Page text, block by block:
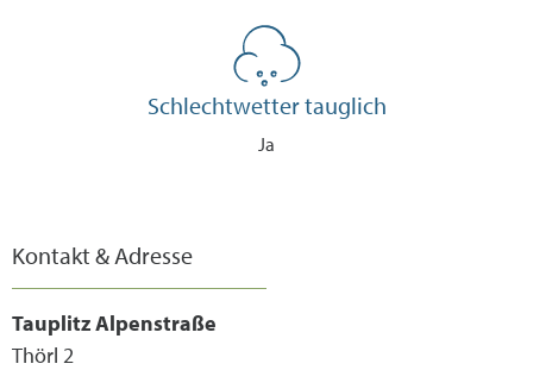
Schlechtwetter tauglich
Ja
Kontakt & Adresse
Tauplitz Alpenstraße
Thörl 2